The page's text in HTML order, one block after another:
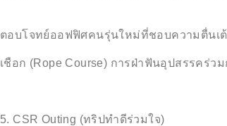
ตอบโจทย์ออฟฟิศคนรุ่นใหม่ที่ชอบความตื่นเต้
เชือก (Rope Course) การฝ่าฟันอุปสรรคร่ว
5. CSR Outing (ทริปทำดีร่วมใจ)